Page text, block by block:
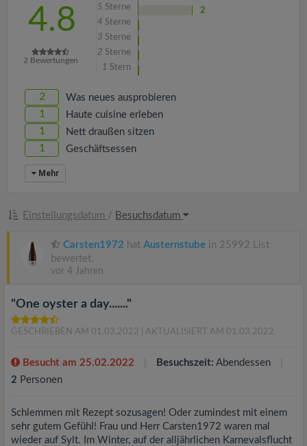
4.8
2 Bewertungen
5 Sterne
2
4 Sterne
3 Sterne
2 Sterne
1 Stern
2 Was neues ausprobieren
1 Haute cuisine erleben
1 Nett draußen sitzen
1 Geschäftsessen
Mehr
Einstellungsdatum / Besuchsdatum
Carsten1972 hat Austernstube in 25992 List
bewertet.
vor 4 Jahren
"One oyster a day......."
GESCHRIEBEN AM 01.03.2022 | AKTUALISIERT AM 01.03.2022
Besucht am 25.02.2022 Besuchszeit: Abendessen
2 Personen
Schlemmen mit Rezept sozusagen! Oder zumindest mit einem
sehr gutem Gefühl! Frau und Herr Carsten1972 waren mal
wieder auf Sylt. Im Winter, auf der alljährlichen Karnevalsflucht